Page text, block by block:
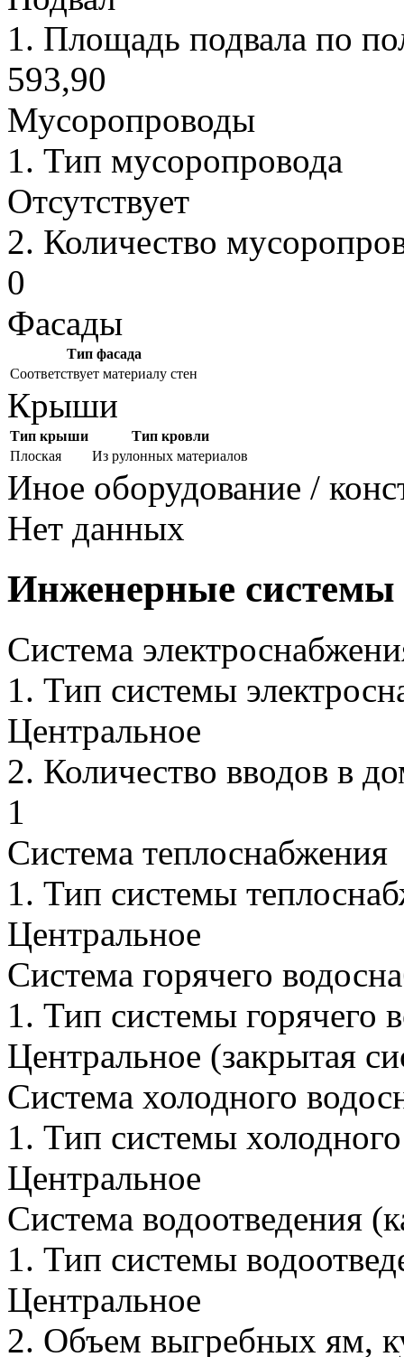
1. Площадь подвала по
593,90
Мусоропроводы
1. Тип мусоропровода
Отсутствует
2. Количество
0
Фасады
Тип фасада
Соответствует материалу стен
Крыши
Тип крыши
Тип кровли
Плоская
Из рулонных материалов
Иное оборудование /
Нет данных
Инженерные системы
Система
1. Тип системы
Центральное
2. Количество вводов в
1
Система теплоснабжения
1. Тип системы
Центральное
Система горячего
1. Тип системы горячего
Центральное (закрытая
Система холодного
1. Тип системы
Центральное
Система водоотведения
1. Тип системы
Центральное
2. Объем выгребных ям,